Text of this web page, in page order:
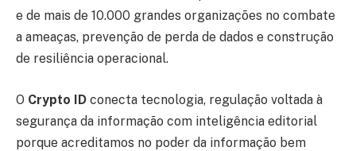
e de mais de 10.000 grandes organizações no combate
a ameaças, prevenção de perda de dados e construção
de resiliência operacional.
O Crypto ID conecta tecnologia, regulação voltada à
segurança da informação com inteligência editorial
porque acreditamos no poder da informação bem